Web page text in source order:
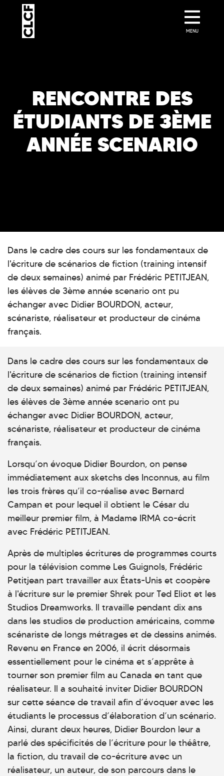
RENCONTRE DES
ÉTUDIANTS DE 3ÈME
ANNÉE SCENARIO
Dans le cadre des cours sur les fondamentaux de
l'écriture de scénarios de fiction (training intensif
de deux semaines) animé par Frédéric PETITJEAN,
les élèves de 3ème année scenario ont pu
échanger avec Didier BOURDON, acteur,
scénariste, réalisateur et producteur de cinéma
français.
Dans le cadre des cours sur les fondamentaux de
l'écriture de scénarios de fiction (training intensif
de deux semaines) animé par Frédéric PETITJEAN,
les élèves de 3ème année scenario ont pu
échanger avec Didier BOURDON, acteur,
scénariste, réalisateur et producteur de cinéma
français.
Lorsqu’on évoque Didier Bourdon, on pense
immédiatement aux sketchs des Inconnus, au film
les trois frères qu’il co-réalise avec Bernard
Campan et pour lequel il obtient le César du
meilleur premier film, à Madame IRMA co-écrit
avec Frédéric PETITJEAN.
Après de multiples écritures de programmes courts
pour la télévision comme Les Guignols, Frédéric
Petitjean part travailler aux États-Unis et coopère
à l'écriture sur le premier Shrek pour Ted Eliot et les
Studios Dreamworks. Il travaille pendant dix ans
dans les studios de production américains, comme
scénariste de longs métrages et de dessins animés.
Revenu en France en 2006, il écrit désormais
essentiellement pour le cinéma et s’apprête à
tourner son premier film au Canada en tant que
réalisateur. Il a souhaité inviter Didier BOURDON
sur cette séance de travail afin d’évoquer avec les
étudiants le processus d’élaboration d’un scénario.
Ainsi, durant deux heures, Didier Bourdon leur a
parlé des spécificités de l’écriture pour le théâtre,
la fiction, du travail de co-écriture avec un
réalisateur, un auteur, de son parcours dans le
MENU